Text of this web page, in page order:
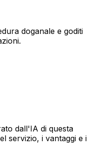
doganale e goditi
dall'IA di questa
servizio, i vantaggi e i